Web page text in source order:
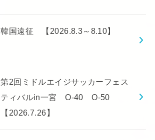
韓国遠征 【2026.8.3～8.10】
第2回ミドルエイジサッカーフェス
ティバルin一宮 O-40 O-50
【2026.7.26】